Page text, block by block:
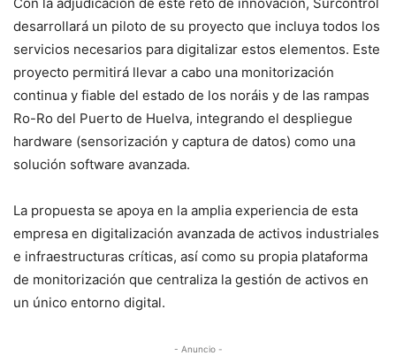
desarrollará un piloto de su proyecto que incluya todos los
servicios necesarios para digitalizar estos elementos. Este
proyecto permitirá llevar a cabo una monitorización
continua y fiable del estado de los noráis y de las rampas
Ro-Ro del Puerto de Huelva, integrando el despliegue
hardware (sensorización y captura de datos) como una
solución software avanzada.
La propuesta se apoya en la amplia experiencia de esta
empresa en digitalización avanzada de activos industriales
e infraestructuras críticas, así como su propia plataforma
de monitorización que centraliza la gestión de activos en
un único entorno digital.
- Anuncio -